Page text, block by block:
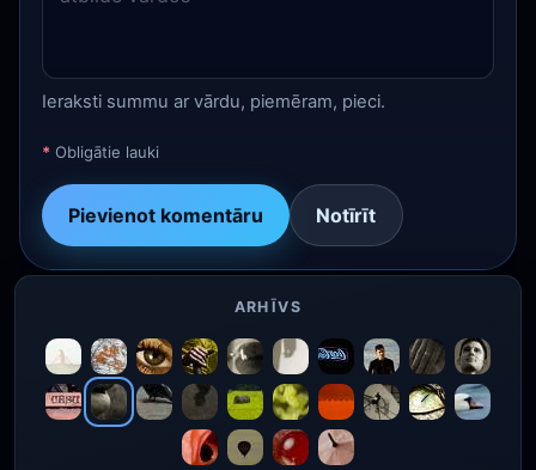
Ieraksti summu ar vārdu, piemēram, pieci.
* Obligātie lauki
Pievienot komentāru Notīrīt
ARHĪVS